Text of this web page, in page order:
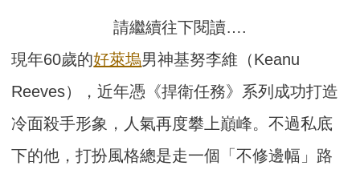
請繼續往下閱讀….
現年60歲的好萊塢男神基努李維（Keanu
Reeves），近年憑《捍衛任務》系列成功打造
冷面殺手形象，人氣再度攀上巔峰。不過私底
下的他，打扮風格總是走一個「不修邊幅」路